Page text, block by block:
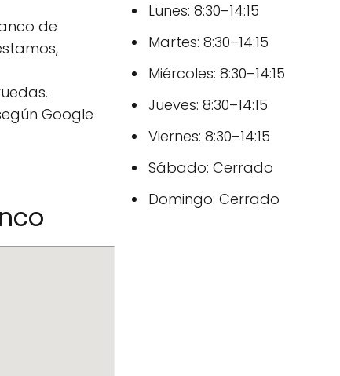
de
Google
Lunes: 8:30–14:15
Martes: 8:30–14:15
Miércoles: 8:30–14:15
Jueves: 8:30–14:15
Viernes: 8:30–14:15
Sábado: Cerrado
Domingo: Cerrado